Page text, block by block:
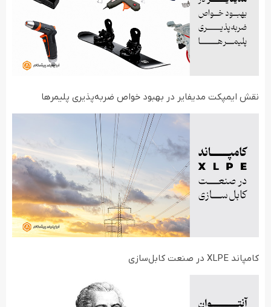
نقش ایمپکت مدیفایر در بهبود خواص ضربه‌پذیری پلیمرها
کامپاند XLPE در صنعت کابل‌سازی